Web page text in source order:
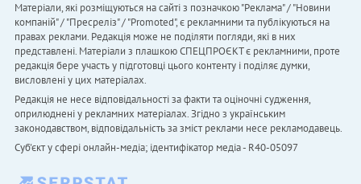
Матеріали, які розміщуються на сайті з позначкою "Реклама" / "Новини
компаній" / "Пресреліз" / "Promoted", є рекламними та публікуються на
правах реклами. Редакція може не поділяти погляди, які в них
представлені. Матеріали з плашкою СПЕЦПРОЄКТ є рекламними, проте
редакція бере участь у підготовці цього контенту і поділяє думки,
висловлені у цих матеріалах.
Редакція не несе відповідальності за факти та оціночні судження,
оприлюднені у рекламних матеріалах. Згідно з українським
законодавством, відповідальність за зміст реклами несе рекламодавець.
Cуб'єкт у сфері онлайн-медіа; ідентифікатор медіа - R40-05097